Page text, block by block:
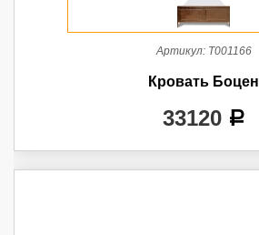
Артикул: Т001166
Кровать Боцен
33120 a